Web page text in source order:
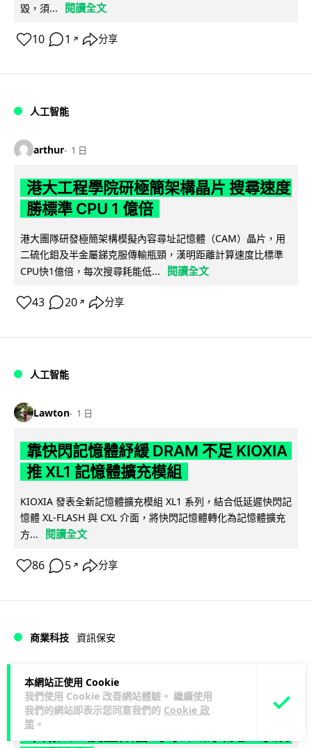
本網站正使用 Cookie
我們使用 Cookie 改善網站體驗。 繼續使用
我們的網站即表示您同意我們的 Cookie 政
策 。
毀，須...
閱讀全文
10 1 ↗ 分享
人工智能
arthur 1 日
港大工程學院研極簡架構晶片 搜尋速度
勝標準 CPU 1 億倍
港大團隊研發極簡架構模擬內容尋址記憶體（CAM）晶片，用
二硫化鉬及半金屬銻克服傳輸瓶頸，漢明距離計算速度比標準
CPU快1億倍，每次搜尋耗能低...
閱讀全文
43 20 ↗ 分享
人工智能
Lawton 1 日
靠快閃記憶體紓緩 DRAM 不足 KIOXIA
推 XL1 記憶體擴充模組
KIOXIA 發表全新記憶體擴充模組 XL1 系列，結合低延遲快閃記
憶體 XL-FLASH 與 CXL 介面，將快閃記憶體轉化為記憶體擴充
方...
閱讀全文
86 5 ↗ 分享
商業科技 資訊保安
Lawton 1 日
東華學院誤發取錄電郵 全數 11,139 名
申請人一度空歡喜 專家:人為疏忽+系統